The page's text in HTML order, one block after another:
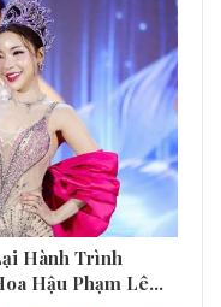
Hành Trình
Hậu Phạm Lê…